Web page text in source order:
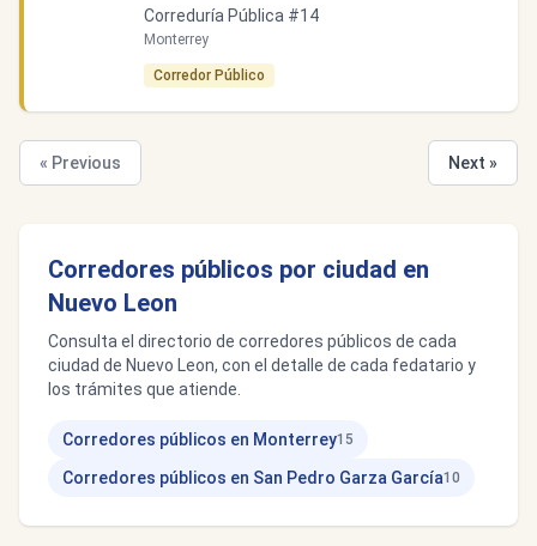
Correduría Pública #14
Monterrey
Corredor Público
« Previous Next »
Corredores públicos por ciudad en
Nuevo Leon
Consulta el directorio de corredores públicos de cada
ciudad de Nuevo Leon, con el detalle de cada fedatario y
los trámites que atiende.
Corredores públicos en Monterrey15
Corredores públicos en San Pedro Garza García10